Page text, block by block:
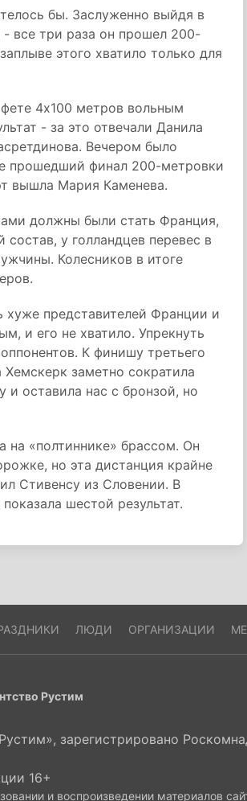
бы. Заслуженно выйдя в
- все три раза он прошел 200-
этого хватило только для
4х100 метров вольным
- за это отвечали Данила
Вечером было
прошедший финал 200-метровки
вышла Мария Каменева.
должны были стать Франция,
у голландцев перевес в
Колесников в итоге
хуже представителей Франции и
и его не хватило. Упрекнуть
К финишу третьего
заметно сократила
оставила нас с бронзой, но
«полтиннике» брассом. Он
но эта дистанция крайне
Стивенсу из Словении. В
шестой результат.
ЛЮДИ ОРГАНИЗАЦИИ
Рустим
зарегистрировано
16+
и воспроизведении материалов